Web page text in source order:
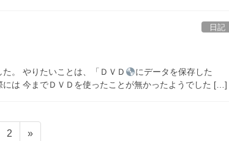
日記
。 やりたいことは、「ＤＶＤ
にデータを保存した
は 今までＤＶＤを使ったことが無かったようでした […]
固
2 »